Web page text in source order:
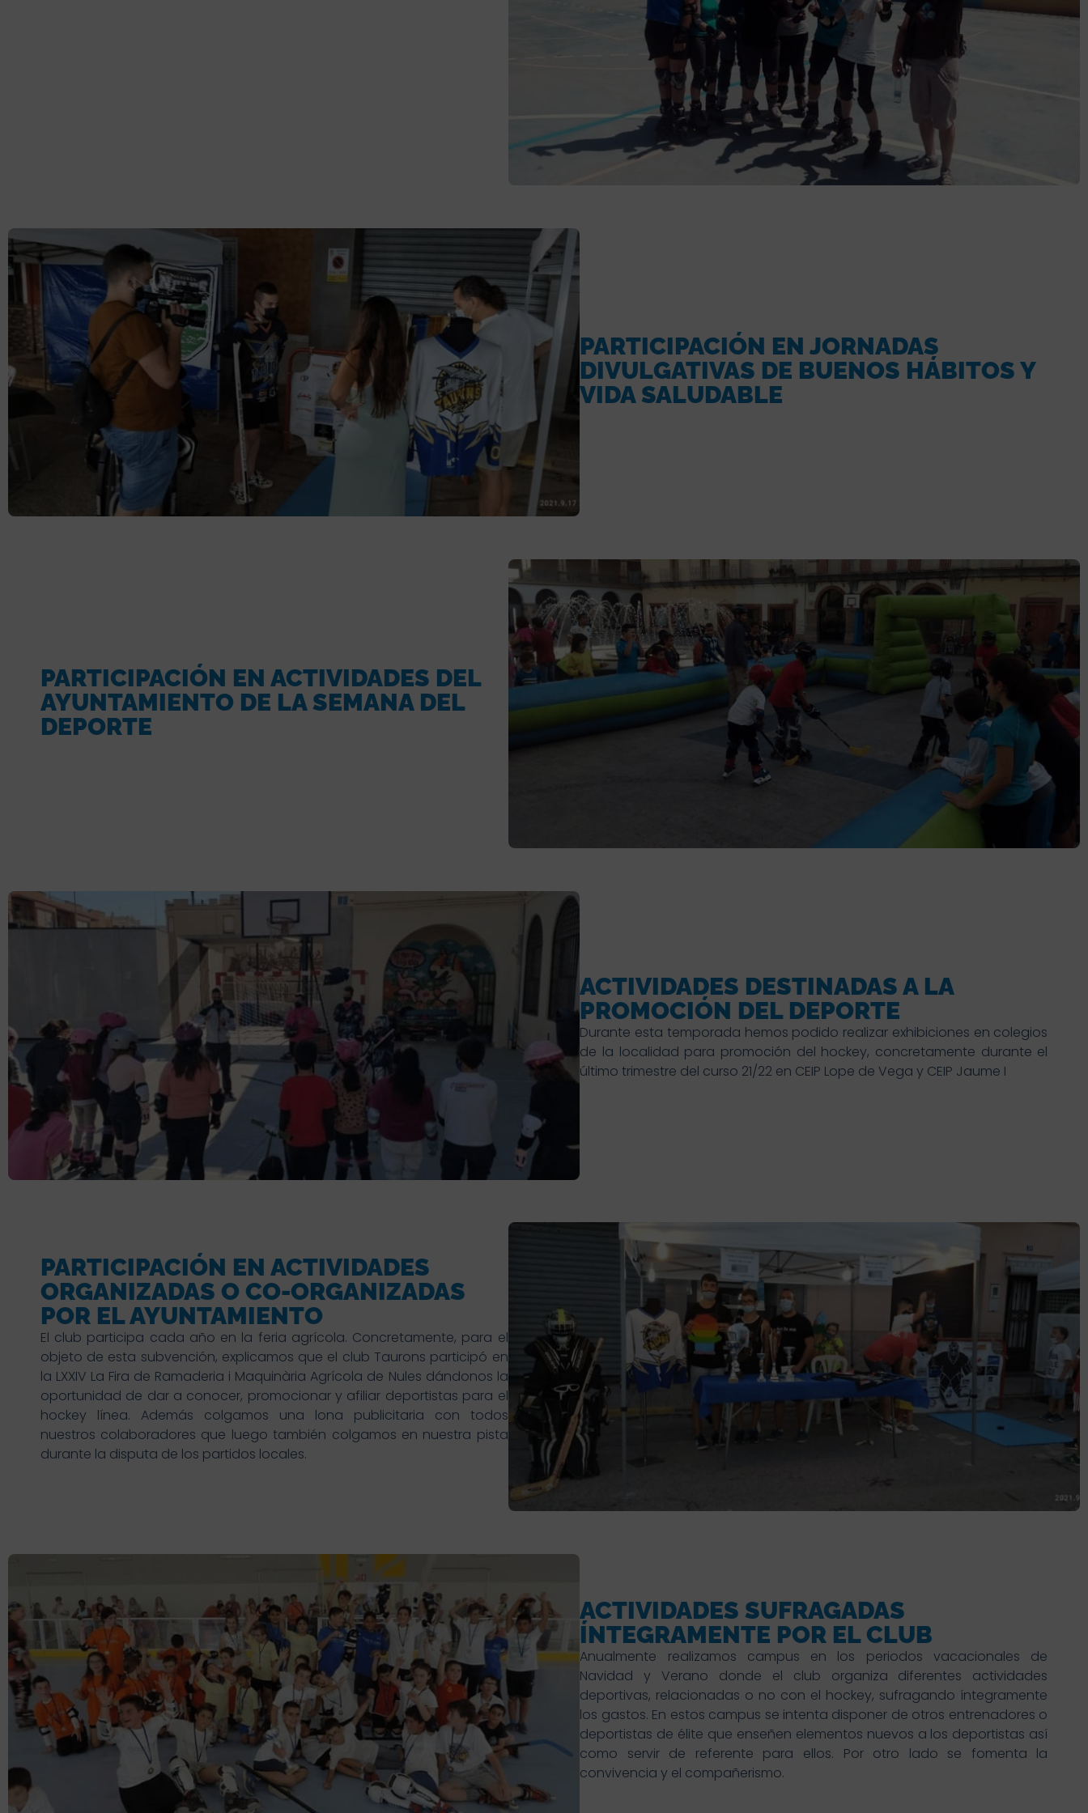
PARTICIPACIÓN EN JORNADAS
DIVULGATIVAS DE BUENOS HÁBITOS Y
VIDA SALUDABLE
PARTICIPACIÓN EN ACTIVIDADES DEL
AYUNTAMIENTO DE LA SEMANA DEL
DEPORTE
ACTIVIDADES DESTINADAS A LA
PROMOCIÓN DEL DEPORTE
Durante esta temporada hemos podido realizar exhibiciones en colegios
de la localidad para promoción del hockey, concretamente durante el
último trimestre del curso 21/22 en CEIP Lope de Vega y CEIP Jaume I
PARTICIPACIÓN EN ACTIVIDADES
ORGANIZADAS O CO-ORGANIZADAS
POR EL AYUNTAMIENTO
El club participa cada año en la feria agrícola. Concretamente, para el
objeto de esta subvención, explicamos que el club Taurons participó en
la LXXIV La Fira de Ramaderia i Maquinària Agrícola de Nules dándonos la
oportunidad de dar a conocer, promocionar y afiliar deportistas para el
hockey línea. Además colgamos una lona publicitaria con todos
nuestros colaboradores que luego también colgamos en nuestra pista
durante la disputa de los partidos locales.
ACTIVIDADES SUFRAGADAS
ÍNTEGRAMENTE POR EL CLUB
Anualmente realizamos campus en los periodos vacacionales de
Navidad y Verano donde el club organiza diferentes actividades
deportivas, relacionadas o no con el hockey, sufragando íntegramente
los gastos. En estos campus se intenta disponer de otros entrenadores o
deportistas de élite que enseñen elementos nuevos a los deportistas así
como servir de referente para ellos. Por otro lado se fomenta la
convivencia y el compañerismo.